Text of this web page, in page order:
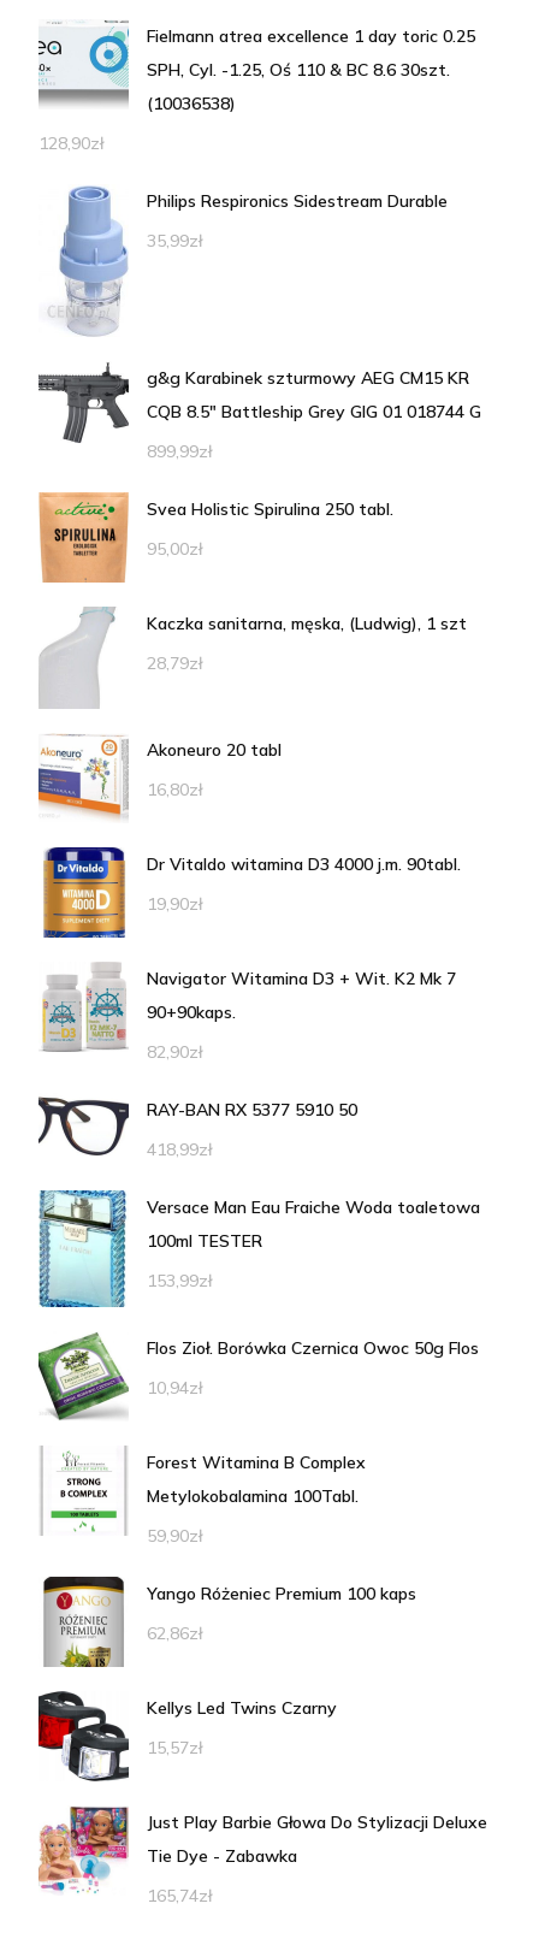
Fielmann atrea excellence 1 day toric 0.25
SPH, Cyl. -1.25, Oś 110 & BC 8.6 30szt.
(10036538)
128,90zł
Philips Respironics Sidestream Durable
35,99zł
g&g Karabinek szturmowy AEG CM15 KR
CQB 8.5" Battleship Grey GIG 01 018744 G
899,99zł
Svea Holistic Spirulina 250 tabl.
95,00zł
Kaczka sanitarna, męska, (Ludwig), 1 szt
28,79zł
Akoneuro 20 tabl
16,80zł
Dr Vitaldo witamina D3 4000 j.m. 90tabl.
19,90zł
Navigator Witamina D3 + Wit. K2 Mk 7
90+90kaps.
82,90zł
RAY-BAN RX 5377 5910 50
418,99zł
Versace Man Eau Fraiche Woda toaletowa
100ml TESTER
153,99zł
Flos Zioł. Borówka Czernica Owoc 50g Flos
10,94zł
Forest Witamina B Complex
Metylokobalamina 100Tabl.
59,90zł
Yango Różeniec Premium 100 kaps
62,86zł
Kellys Led Twins Czarny
15,57zł
Just Play Barbie Głowa Do Stylizacji Deluxe
Tie Dye - Zabawka
165,74zł